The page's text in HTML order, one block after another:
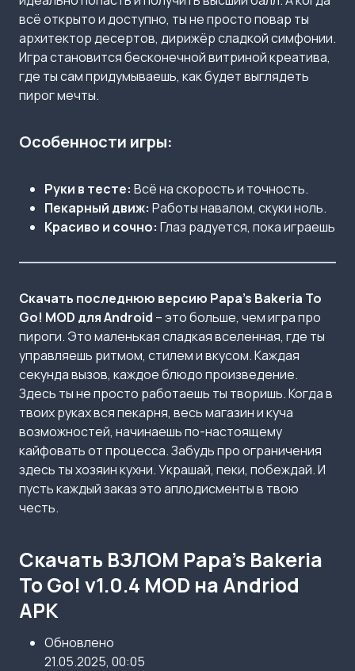
всё открыто и доступно, ты не просто повар ты
архитектор десертов, дирижёр сладкой симфонии.
Игра становится бесконечной витриной креатива,
где ты сам придумываешь, как будет выглядеть
пирог мечты.
Особенности игры:
Руки в тесте: Всё на скорость и точность.
Пекарный движ: Работы навалом, скуки ноль.
Красиво и сочно: Глаз радуется, пока играешь
Скачать последнюю версию Papa’s Bakeria To
Go! MOD для Android – это больше, чем игра про
пироги. Это маленькая сладкая вселенная, где ты
управляешь ритмом, стилем и вкусом. Каждая
секунда вызов, каждое блюдо произведение.
Здесь ты не просто работаешь ты творишь. Когда в
твоих руках вся пекарня, весь магазин и куча
возможностей, начинаешь по-настоящему
кайфовать от процесса. Забудь про ограничения
здесь ты хозяин кухни. Украшай, пеки, побеждай. И
пусть каждый заказ это аплодисменты в твою
честь.
Скачать ВЗЛОМ Papa’s Bakeria
To Go! v1.0.4 MOD на Andriod
APK
Обновлено
21.05.2025, 00:05